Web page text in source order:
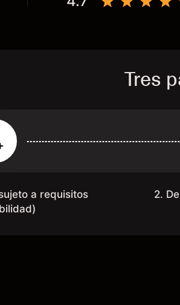
dinero
Tres
a requisitos
2.